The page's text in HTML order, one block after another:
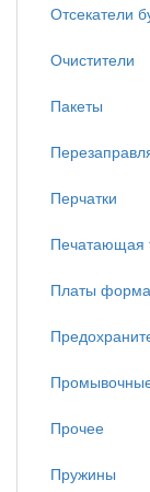
Отсекатели
Очистители
Пакеты
Перчатки
Печатающая
Платы
Прочее
Пружины